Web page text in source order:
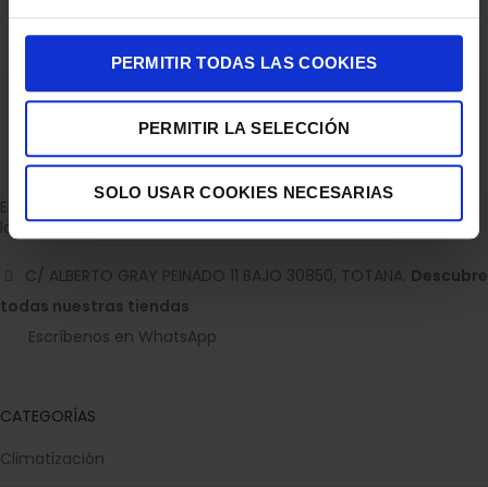
PERMITIR TODAS LAS COOKIES
PERMITIR LA SELECCIÓN
SOLO USAR COOKIES NECESARIAS
129,00€
Empresa dedicada a la venta de accesorios para el hogar con
la experiencia de 36 años.
C/ ALBERTO GRAY PEINADO 11 BAJO 30850, TOTANA. Descubre
todas nuestras tiendas
Escríbenos en WhatsApp
CATEGORÍAS
Climatización